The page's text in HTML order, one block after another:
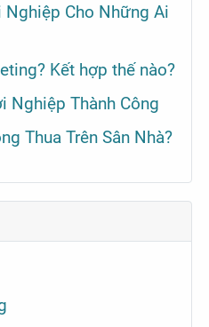
Cho Những Ai
Kết hợp thế nào?
Nghiệp Thành Công
Thua Trên Sân Nhà?